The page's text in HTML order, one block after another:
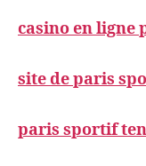
casino en ligne
site de paris
paris sportif